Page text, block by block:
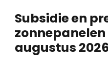
Subsidie en
augustus